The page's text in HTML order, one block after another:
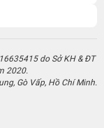
do Sở KH & ĐT